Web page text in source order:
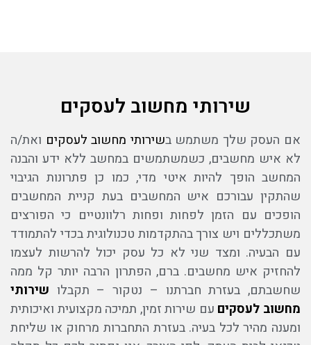
שירותי מחשוב לעסקים
אם העסק שלך משתמש בשירותי מחשוב לעסקים ואת/ה
לא איש מחשבים, כשמשתמשים במחשב ללא ידע והבנה
המחשב הופך להיות איטי מדי, כמו כן פתרונות הגיבוי
שהתקין עבורכם איש המחשבים בעת קניית המחשבים
הופכים עם הזמן לפחות ופחות רלוונטיים כי הפורצים
משתכללים ויש צורך בהתקדמות טכנולוגית בכדי להתמודד
עם הבעיה. ומצד שני לא כל עסק יכול להרשות לעצמו
להחזיק איש מחשבים. ברם, הפתרון הרבה יותר קל ממה
שחשבתם, בעזרת חברתנו – נטקור – תקבלו שירותי
מחשוב לעסקים עם שירות זמין, תמיכה מקצועית ואיכותית
ומענה מהיר לכל בעיה. בעזרת התחברות מרחוק או שליחת